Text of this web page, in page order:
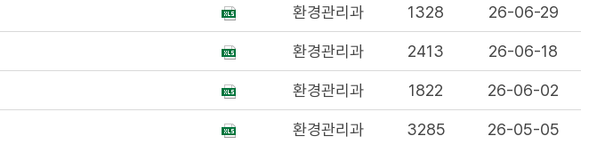
환경관리과 1328 26-06-29
환경관리과 2413 26-06-18
환경관리과 1822 26-06-02
환경관리과 3285 26-05-05